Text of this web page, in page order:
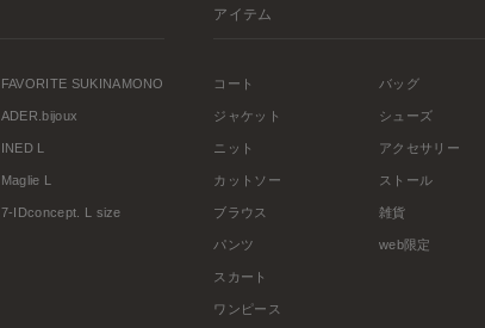
FAVORITE SUKINAMONO
ADER.bijoux
INED L
Maglie L
7-IDconcept. L size
アイテム
コート
ジャケット
ニット
カットソー
ブラウス
パンツ
スカート
ワンピース
バッグ
シューズ
アクセサリー
ストール
雑貨
web限定